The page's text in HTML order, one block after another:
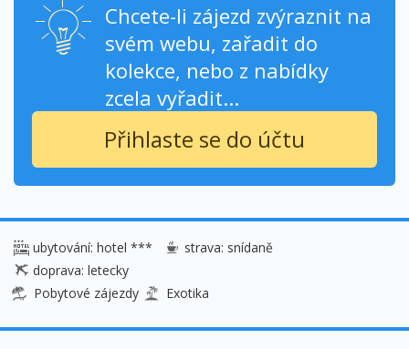
Chcete-li zájezd zvýraznit na
svém webu, zařadit do
kolekce, nebo z nabídky
zcela vyřadit...
Přihlaste se do účtu
ubytování: hotel ***
strava: snídaně
doprava: letecky
Pobytové zájezdy
Exotika